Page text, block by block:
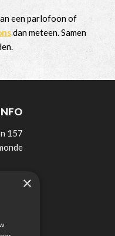
een parlofoon of
dan meteen. Samen
157
900
×